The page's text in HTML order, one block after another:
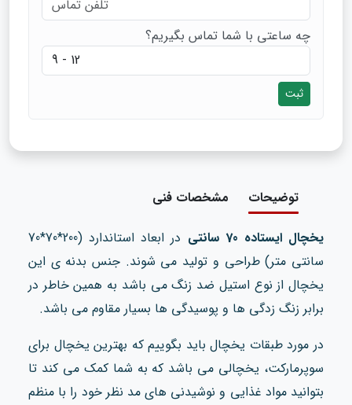
چه ساعتی با شما تماس بگیریم؟
ثبت
توضیحات مشخصات فنی
یخچال ایستاده 70 سانتی
در ابعاد استاندارد (200*70*70
سانتی متر) طراحی و تولید می شوند. جنس بدنه ی این
یخچال از نوع استیل ضد زنگ می باشد به همین خاطر در
برابر زنگ زدگی ها و پوسیدگی ها بسیار مقاوم می باشد.
در مورد طبقات یخچال باید بگوییم که بهترین یخچال برای
سوپرمارکت، یخچالی می باشد که به شما کمک می کند تا
بتوانید مواد غذایی و نوشیدنی های مد نظر خود را با منظم